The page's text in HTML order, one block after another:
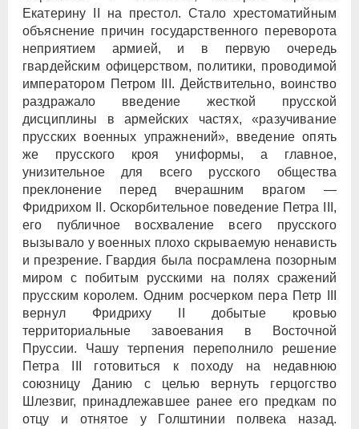
Екатерину II на престол. Стало хрестоматийным
объяснение причин государственного переворота
неприятием армией, и в первую очередь
гвардейским офицерством, политики, проводимой
императором Петром III. Действительно, воинство
раздражало введение жесткой прусской
дисциплины в армейских частях, «разучивание
прусских военных упражнений», введение опять
же прусского кроя униформы, а главное,
унизительное для всего русского общества
преклонение перед вчерашним врагом —
Фридрихом II. Оскорбительное поведение Петра III,
его публичное восхваление всего прусского
вызывало у военных плохо скрываемую ненависть
и презрение. Гвардия была посрамлена позорным
миром с побитым русскими на полях сражений
прусским королем. Одним росчерком пера Петр III
вернул Фридриху II добытые кровью
территориальные завоевания в Восточной
Пруссии. Чашу терпения переполнило решение
Петра III готовиться к походу на недавнюю
союзницу Данию с целью вернуть герцогство
Шлезвиг, принадлежавшее ранее его предкам по
отцу и отнятое у Голштинии полвека назад.